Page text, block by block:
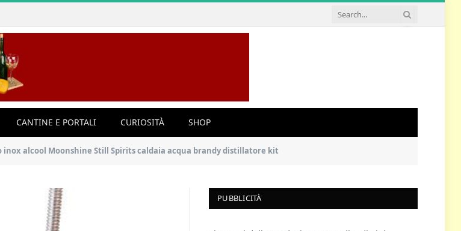
CANTINE E PORTALI CURIOSITÀ SHOP
alcool Moonshine Still Spirits caldaia acqua brandy distillatore kit
PUBBLICITÀ